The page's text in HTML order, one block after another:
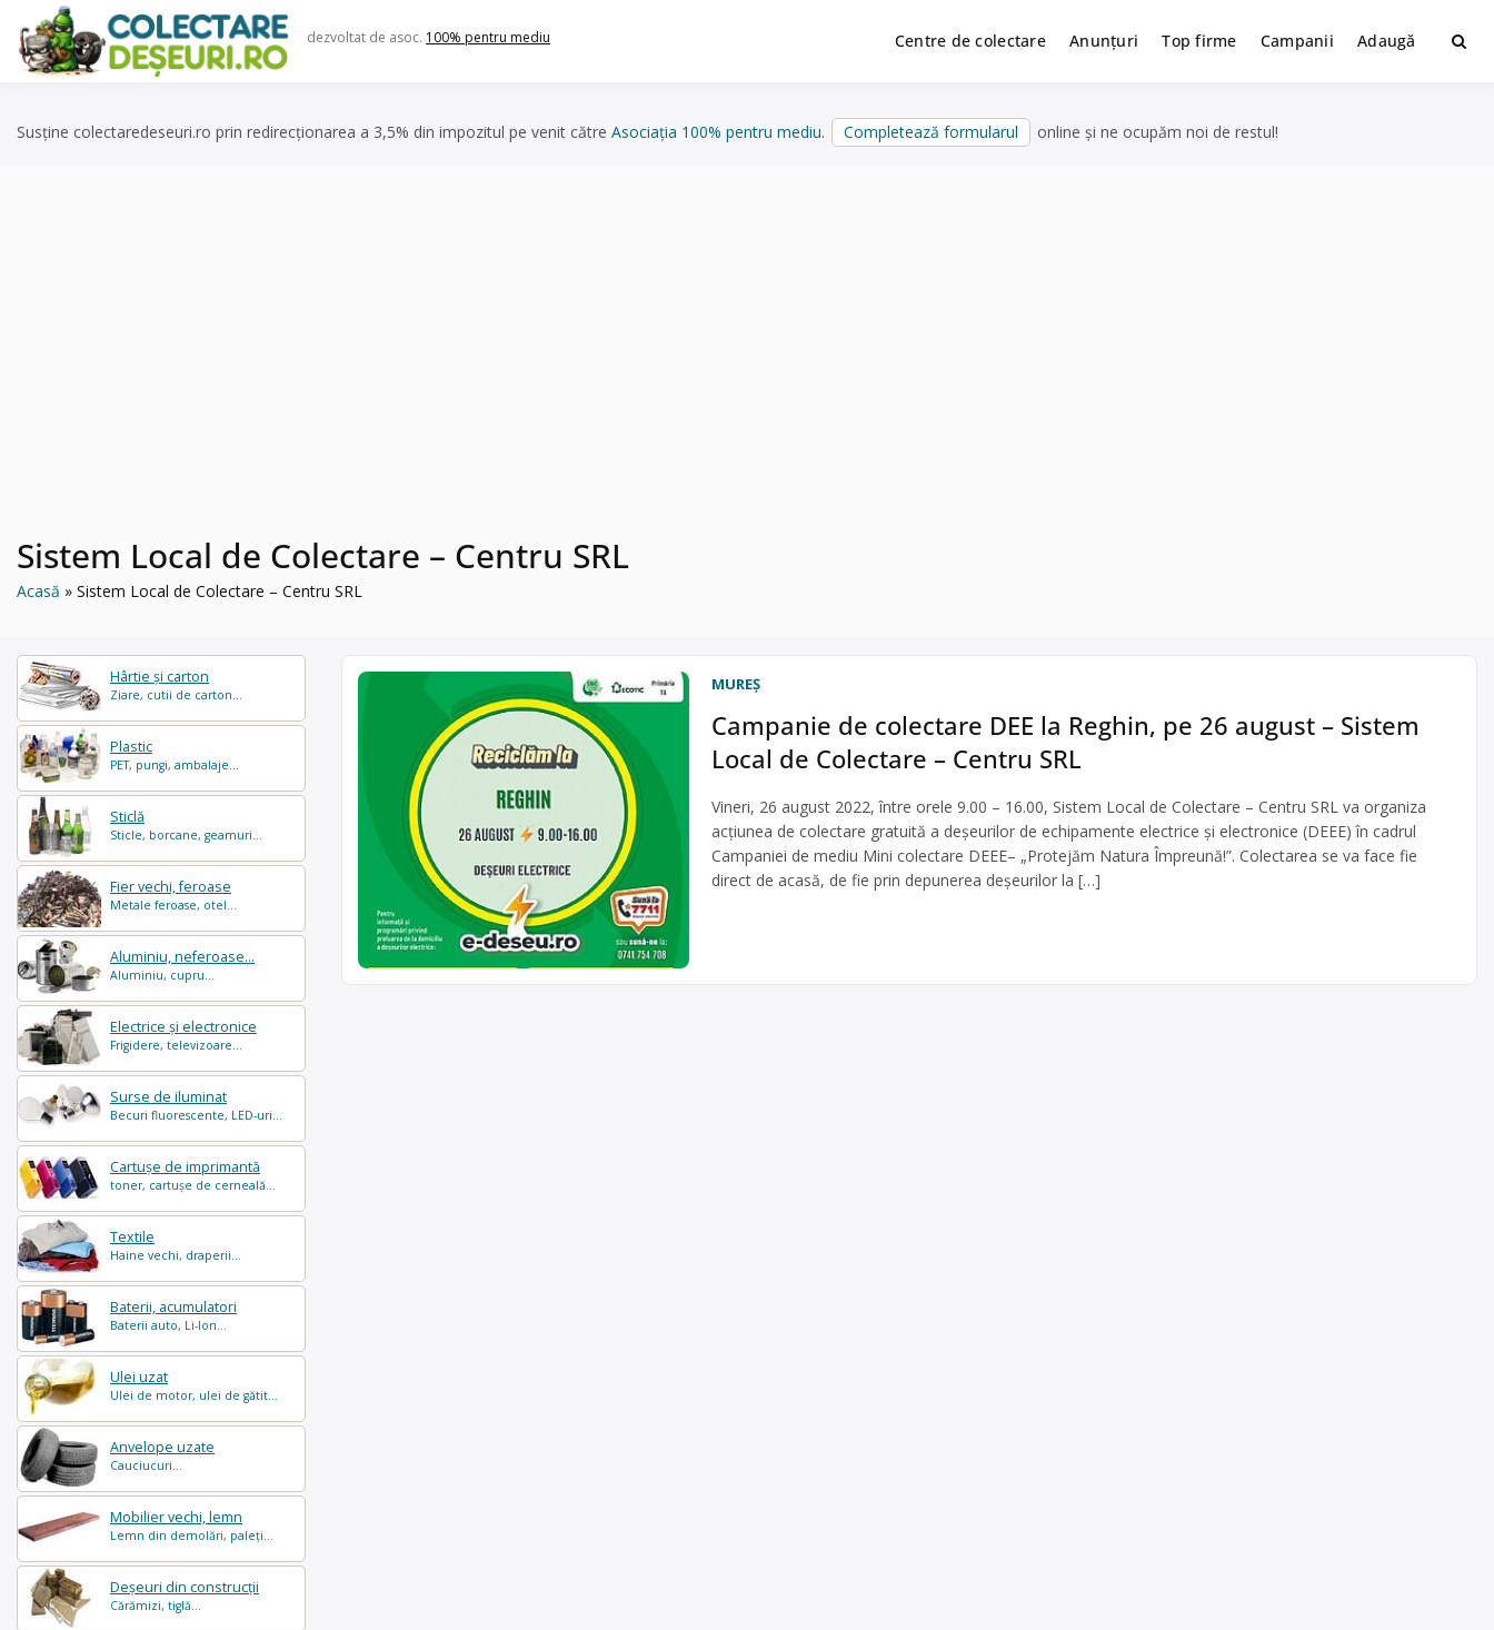
content
dezvoltat de asoc. 100% pentru mediu Centre de colectare Anunțuri Top firme Campanii Adaugă
Susține colectaredeseuri.ro prin redirecționarea a 3,5% din impozitul pe venit către Asociația 100% pentru mediu. Completează formularul online și ne ocupăm noi de restul!
Sistem Local de Colectare – Centru SRL
Acasă Sistem Local de Colectare – Centru SRL
Hârtie și carton
Ziare, cutii de carton...
Plastic
PET, pungi, ambalaje...
Sticlă
Sticle, borcane, geamuri...
Fier vechi, feroase
Metale feroase, otel...
Aluminiu, neferoase...
Aluminiu, cupru...
Electrice și electronice
Frigidere, televizoare...
Surse de iluminat
Becuri fluorescente, LED-uri...
Cartușe de imprimantă
toner, cartușe de cerneală...
Textile
Haine vechi, draperii...
Baterii, acumulatori
Baterii auto, Li-Ion...
Ulei uzat
Ulei de motor, ulei de gătit...
Anvelope uzate
Cauciucuri...
Mobilier vechi, lemn
Lemn din demolări, paleți...
Deșeuri din construcții
Cărămizi, tiglă...
MUREŞ
Campanie de colectare DEE la Reghin, pe 26 august – Sistem
Local de Colectare – Centru SRL
Vineri, 26 august 2022, între orele 9.00 – 16.00, Sistem Local de Colectare – Centru SRL va organiza
acţiunea de colectare gratuită a deşeurilor de echipamente electrice şi electronice (DEEE) în cadrul
Campaniei de mediu Mini colectare DEEE– „Protejăm Natura Împreună!”. Colectarea se va face fie
direct de acasă, de fie prin depunerea deșeurilor la […]